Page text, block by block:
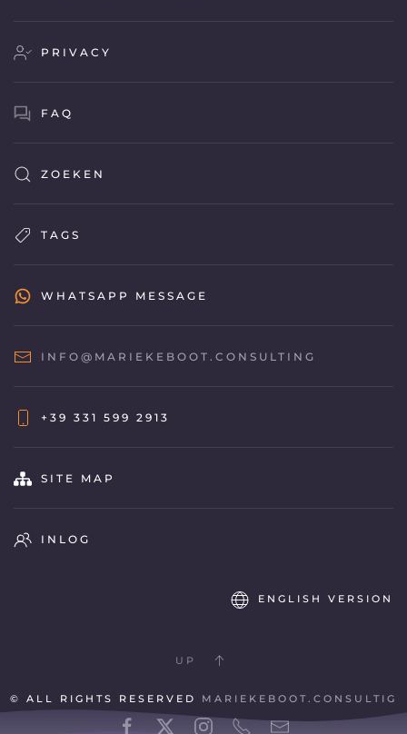
PRIVACY
FAQ
ZOEKEN
TAGS
WHATSAPP MESSAGE
INFO@MARIEKEBOOT.CONSULTING
+39 331 599 2913
SITE MAP
INLOG
ENGLISH VERSION
UP
© ALL RIGHTS RESERVED MARIEKEBOOT.CONSULTIG